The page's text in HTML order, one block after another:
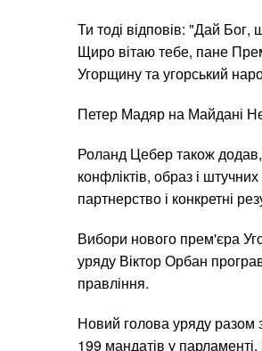
Ти тоді відповів: "Дай Бог,
Щиро вітаю тебе, пане
Угорщину та угорський
Петер Мадяр на Майдані
Роланд Цебер також
конфліктів, образ і
партнерство і конкретні
Вибори нового прем'єра
уряду Віктор Орбан
правління.
Новий голова уряду разом
199 мандатів у